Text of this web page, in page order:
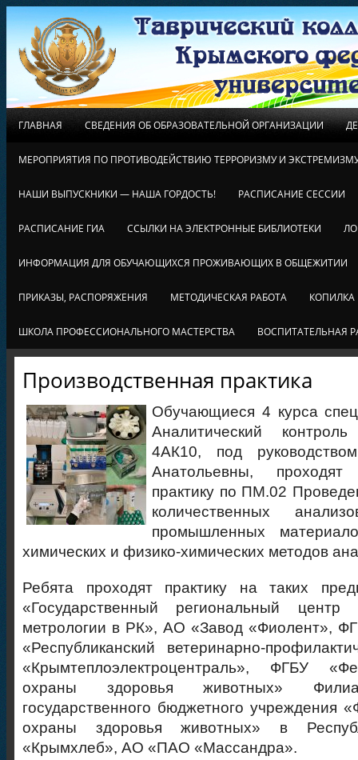
ГЛАВНАЯ СВЕДЕНИЯ ОБ ОБРАЗОВАТЕЛЬНОЙ ОРГАНИЗАЦИИ
МЕРОПРИЯТИЯ ПО ПРОТИВОДЕЙСТВИЮ ТЕРРОРИЗМУ И
НАШИ ВЫПУСКНИКИ — НАША ГОРДОСТЬ! РАСПИСАНИЕ СЕССИИ
РАСПИСАНИЕ ГИА ССЫЛКИ НА ЭЛЕКТРОННЫЕ БИБЛИОТЕКИ
ИНФОРМАЦИЯ ДЛЯ ОБУЧАЮЩИХСЯ ПРОЖИВАЮЩИХ В ОБЩЕЖИТИИ
ПРИКАЗЫ, РАСПОРЯЖЕНИЯ МЕТОДИЧЕСКАЯ РАБОТА КОПИЛКА
ШКОЛА ПРОФЕССИОНАЛЬНОГО МАСТЕРСТВА ВОСПИТАТЕЛЬНАЯ
Производственная практика
Обучающиеся 4 курса
Аналитический
4АК10, под
Анатольевны, проходят
практику по ПМ.02
количественных
промышленных
химических и физико-химических методов
Ребята проходят практику на таких
«Государственный региональный центр
метрологии в РК», АО «Завод «Фиолент»,
«Республиканский ветеринарно-
«Крымтеплоэлектроцентраль», ФГБУ
охраны здоровья животных»
государственного бюджетного учреждения
охраны здоровья животных» в
«Крымхлеб», АО «ПАО «Массандра».